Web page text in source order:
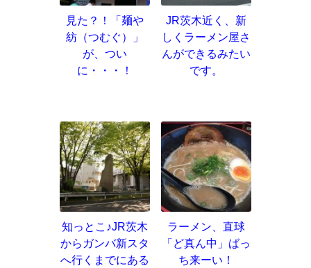
見た？！「麺や
紡（つむぐ）」
が、つい
に・・・！
JR茨木近く、新
しくラーメン屋さ
んができるみたい
です。
知っとこ♪JR茨木
からガンバ新スタ
へ行くまでにある
ラーメン、直球
「ど真ん中」ばっ
ち来ーい！